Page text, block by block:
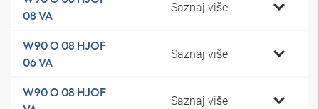
08 VA
Saznaj više
W90 O 08 HJOF
06 VA
Saznaj više
W90 O 08 HJOF
Saznaj više